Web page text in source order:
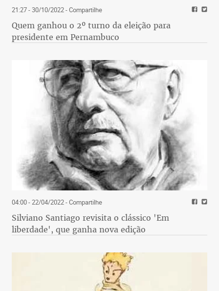
21:27 - 30/10/2022- Compartilhe
Quem ganhou o 2º turno da eleição para
presidente em Pernambuco
04:00 - 22/04/2022- Compartilhe
Silviano Santiago revisita o clássico 'Em
liberdade', que ganha nova edição